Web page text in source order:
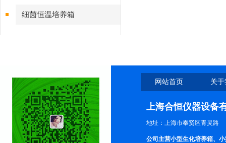
细菌恒温培养箱
网站首页 关
上海合恒仪器设备
地址：上海市奉贤区青灵路
公司主营小型生化培养箱、